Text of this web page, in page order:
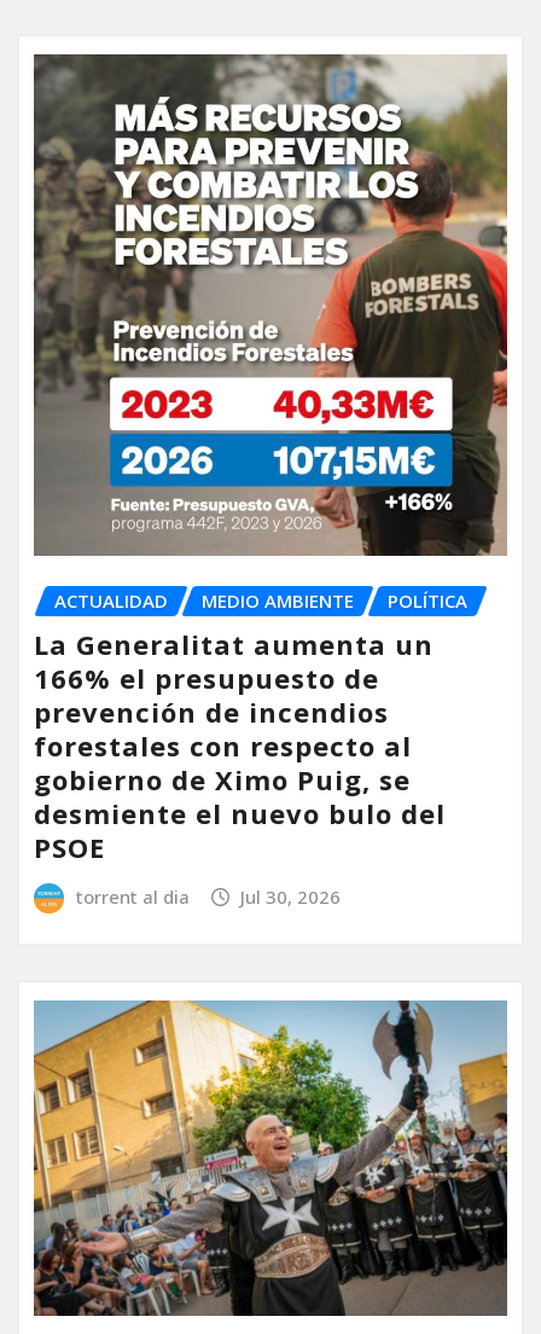
ACTUALIDAD MEDIO AMBIENTE POLÍTICA
La Generalitat aumenta un
166% el presupuesto de
prevención de incendios
forestales con respecto al
gobierno de Ximo Puig, se
desmiente el nuevo bulo del
PSOE
torrent al dia Jul 30, 2026